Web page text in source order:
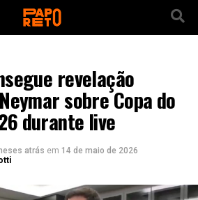
revelação
sobre Copa do
durante live
atrás em 14 de maio de 2026